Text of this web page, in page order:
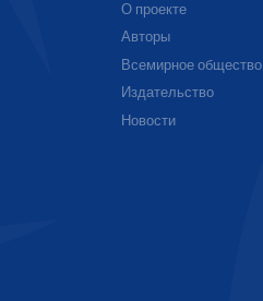
О проекте
Авторы
Всемирное общество
Издательство
Новости